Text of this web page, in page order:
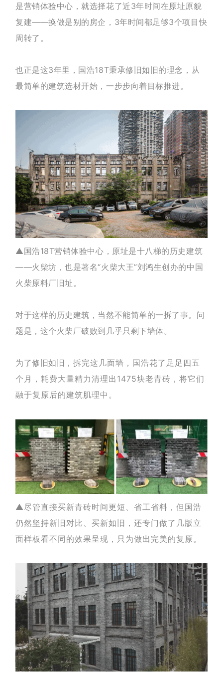
是营销体验中心，就选择花了近3年时间在原址原貌
复建——换做是别的房企，3年时间都足够3个项目快
周转了。
也正是这3年里，国浩18T秉承修旧如旧的理念，从
最简单的建筑选材开始，一步步向着目标推进。
▲国浩18T营销体验中心，原址是十八梯的历史建筑
——火柴坊，也是著名“火柴大王”刘鸿生创办的中国
火柴原料厂旧址。
对于这样的历史建筑，当然不能简单的一拆了事。问
题是，这个火柴厂破败到几乎只剩下墙体。
为了修旧如旧， 拆完这几面墙，国浩花了足足四五
个月，耗费大量精力清理出1475块老青砖，将它们
融于复原后的建筑肌理中。
▲尽管直接买新青砖时间更短、省工省料，但国浩
仍然坚持新旧对比、买新如旧，还专门做了几版立
面样板看不同的效果呈现，只为做出完美的复原 。